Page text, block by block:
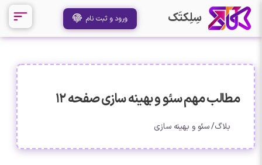
سِلِکتَک ورود و ثبت نام
مطالب مهم سئو و بهینه سازی صفحه 12
بلاگ سئو و بهینه سازی